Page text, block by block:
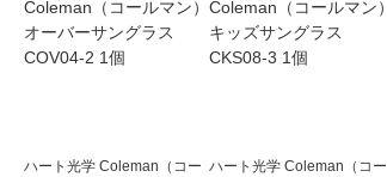
ハート光学 Coleman（コー ハート光学 Coleman（コー